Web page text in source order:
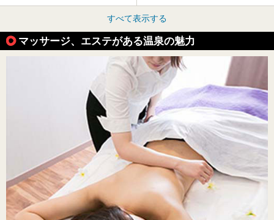
すべて表示する
マッサージ、エステがある温泉の魅力